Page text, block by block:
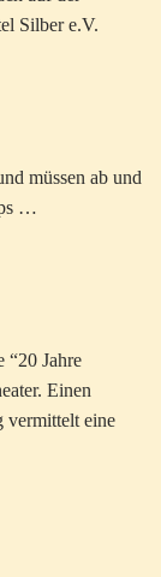
Silber e.V.
müssen ab und
…
“20 Jahre
Einen
vermittelt eine